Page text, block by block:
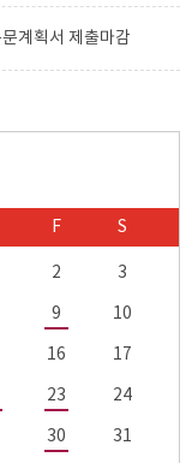
계획서 제출마감
F S
2 3
9 10
16 17
23 24
30 31